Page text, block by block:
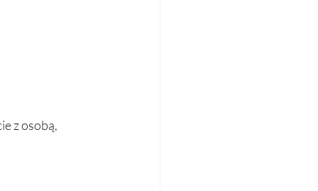
z osobą,